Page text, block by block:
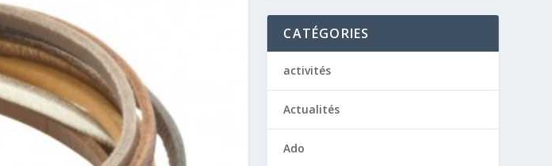
CATÉGORIES
activités
Actualités
Ado